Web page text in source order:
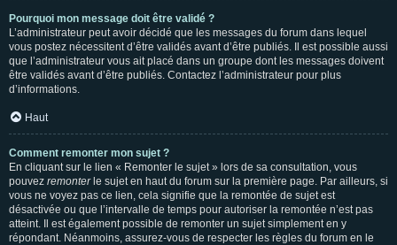
Pourquoi mon message doit être validé ?
L’administrateur peut avoir décidé que les messages du forum dans lequel
vous postez nécessitent d’être validés avant d’être publiés. Il est possible aussi
que l’administrateur vous ait placé dans un groupe dont les messages doivent
être validés avant d’être publiés. Contactez l’administrateur pour plus
d’informations.
Haut
Comment remonter mon sujet ?
En cliquant sur le lien « Remonter le sujet » lors de sa consultation, vous
pouvez remonterle sujet en haut du forum sur la première page. Par ailleurs, si
vous ne voyez pas ce lien, cela signifie que la remontée de sujet est
désactivée ou que l’intervalle de temps pour autoriser la remontée n’est pas
atteint. Il est également possible de remonter un sujet simplement en y
répondant. Néanmoins, assurez-vous de respecter les règles du forum en le